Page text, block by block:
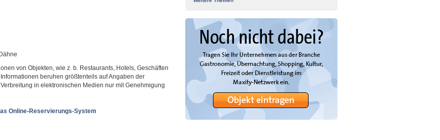
von Objekten, wie z. b. Restaurants, Hotels, Geschäften
beruhen größtenteils auf Angaben der
in elektronischen Medien nur mit Genehmigung
Online-Reservierungs-System